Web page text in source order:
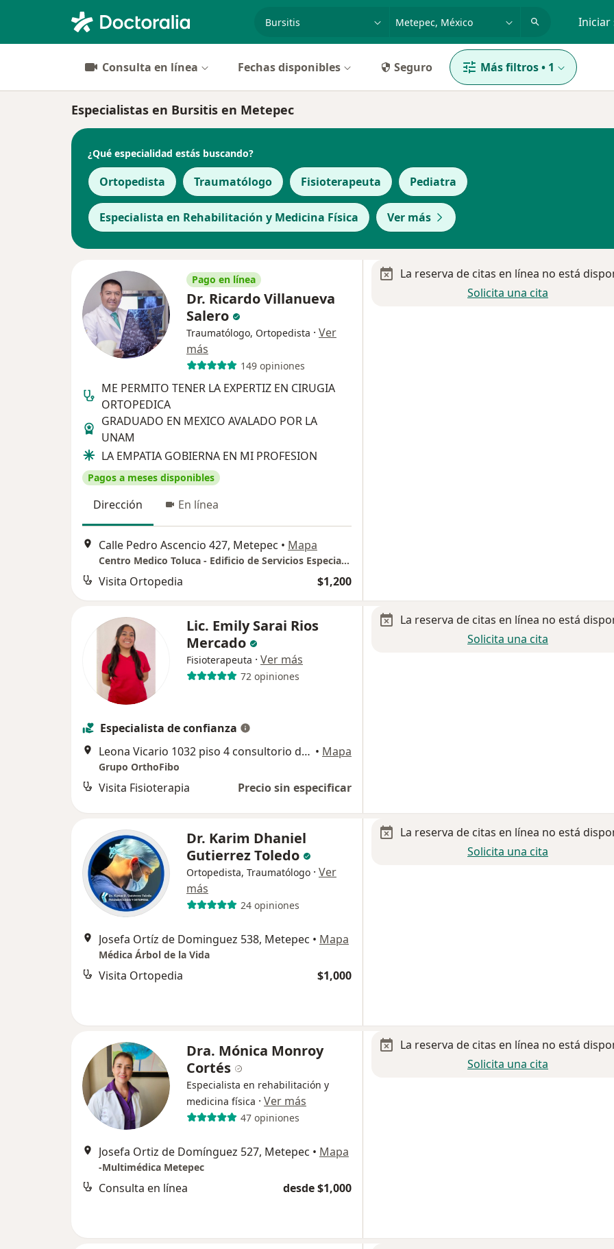
p. ej. Guadalajara Iniciar
Consulta en línea Fechas disponibles Seguro Más filtros• 1
Especialistas en Bursitis en Metepec
¿Qué especialidad estás buscando?
Ortopedista Traumatólogo Fisioterapeuta Pediatra
Especialista en Rehabilitación y Medicina Física Ver más
Pago en línea
Dr. Ricardo Villanueva
Salero
Traumatólogo, Ortopedista · Ver
más
149 opiniones
ME PERMITO TENER LA EXPERTIZ EN CIRUGIA
ORTOPEDICA
GRADUADO EN MEXICO AVALADO POR LA
UNAM
LA EMPATIA GOBIERNA EN MI PROFESION
Pagos a meses disponibles
Dirección En línea
Calle Pedro Ascencio 427, Metepec • Mapa
Centro Medico Toluca - Edificio de Servicios Especializados
Visita Ortopedia $1,200
La reserva de citas en línea no está
Solicita una cita
Lic. Emily Sarai Rios
Mercado
Fisioterapeuta · Ver más
72 opiniones
Especialista de confianza
Leona Vicario 1032 piso 4 consultorio del 1 al 5 Col Real de Arcos., Metepec • Mapa
Grupo OrthoFibo
Visita Fisioterapia Precio sin especificar
La reserva de citas en línea no está
Solicita una cita
Dr. Karim Dhaniel
Gutierrez Toledo
Ortopedista, Traumatólogo · Ver
más
24 opiniones
Josefa Ortíz de Dominguez 538, Metepec • Mapa
Médica Árbol de la Vida
Visita Ortopedia $1,000
La reserva de citas en línea no está
Solicita una cita
Dra. Mónica Monroy
Cortés
Especialista en rehabilitación y
medicina física · Ver más
47 opiniones
Josefa Ortiz de Domínguez 527, Metepec • Mapa
-Multimédica Metepec
Consulta en línea desde $1,000
La reserva de citas en línea no está
Solicita una cita